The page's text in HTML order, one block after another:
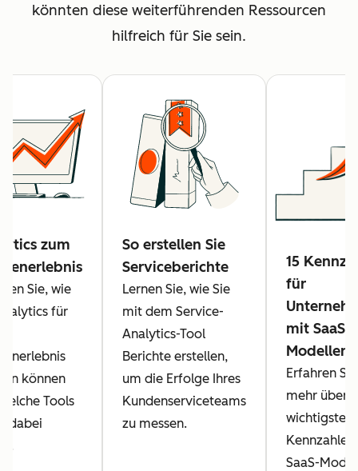
könnten diese weiterführenden Ressourcen
hilfreich für Sie sein.
zum
Sie, wie
für
können
Tools
dabei
So erstellen Sie
Serviceberichte
Lernen Sie, wie Sie
mit dem Service-
Analytics-Tool
Berichte erstellen,
um die Erfolge Ihres
Kundenserviceteams
zu messen.
15
für
mit SaaS-
Modellen
Erfahren Sie
mehr über
wichtigsten
SaaS-